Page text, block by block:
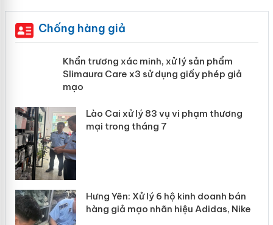
Chống hàng giả
Khẩn trương xác minh, xử lý sản phẩm
Slimaura Care x3 sử dụng giấy phép